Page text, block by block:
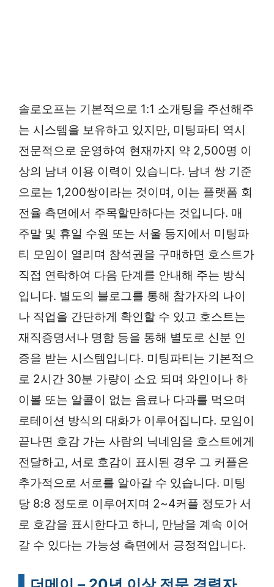
솔로오프는 기본적으로 1:1 소개팅을 주선해주
는 시스템을 보유하고 있지만, 미팅파티 역시
전문적으로 운영하여 현재까지 약 2,500명 이
상의 남녀 이용 이력이 있습니다. 남녀 쌍 기준
으로는 1,200쌍이라는 것이며, 이는 플랫폼 회
전율 측면에서 주목할만하다는 것입니다. 매
주말 및 휴일 수원 또는 서울 등지에서 미팅파
티 모임이 열리며 참석권을 구매하면 호스트가
직접 연락하여 다음 단계를 안내해 주는 방식
입니다. 별도의 블로그를 통해 참가자의 나이
나 직업을 간단하게 확인할 수 있고 호스트는
재직증명서나 명함 등을 통해 별도로 신분 인
증을 받는 시스템입니다. 미팅파티는 기본적으
로 2시간 30분 가량이 소요 되며 와인이나 하
이볼 또는 알콜이 없는 음료나 다과를 먹으며
로테이션 방식의 대화가 이루어집니다. 모임이
끝나면 호감 가는 사람의 닉네임을 호스트에게
전달하고, 서로 호감이 표시된 경우 그 커플은
추가적으로 서로를 알아갈 수 있습니다. 미팅
당 8:8 정도로 이루어지며 2~4커플 정도가 서
로 호감을 표시한다고 하니, 만남을 계속 이어
갈 수 있다는 가능성 측면에서 긍정적입니다.